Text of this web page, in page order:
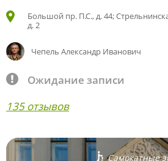
Большой пр. П.С., д. 44;
д. 2
Чепель Александр Иванович
Ожидание записи
135 отзывов
Самокатные